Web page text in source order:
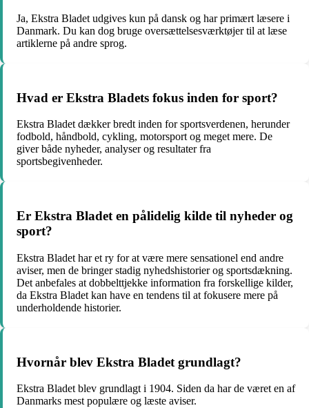
Ja, Ekstra Bladet udgives kun på dansk og har primært læsere i
Danmark. Du kan dog bruge oversættelsesværktøjer til at læse
artiklerne på andre sprog.
Hvad er Ekstra Bladets fokus inden for sport?
Ekstra Bladet dækker bredt inden for sportsverdenen, herunder
fodbold, håndbold, cykling, motorsport og meget mere. De
giver både nyheder, analyser og resultater fra
sportsbegivenheder.
Er Ekstra Bladet en pålidelig kilde til nyheder og
sport?
Ekstra Bladet har et ry for at være mere sensationel end andre
aviser, men de bringer stadig nyhedshistorier og sportsdækning.
Det anbefales at dobbelttjekke information fra forskellige kilder,
da Ekstra Bladet kan have en tendens til at fokusere mere på
underholdende historier.
Hvornår blev Ekstra Bladet grundlagt?
Ekstra Bladet blev grundlagt i 1904. Siden da har de været en af
Danmarks mest populære og læste aviser.